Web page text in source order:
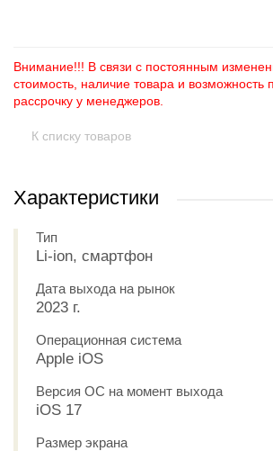
Внимание!!! В связи с постоянным
стоимость, наличие товара и возможность
рассрочку у менеджеров.
К списку товаров
Характеристики
Тип
Li-ion, смартфон
Дата выхода на рынок
2023 г.
Операционная система
Apple iOS
Версия ОС на момент выхода
iOS 17
Размер экрана